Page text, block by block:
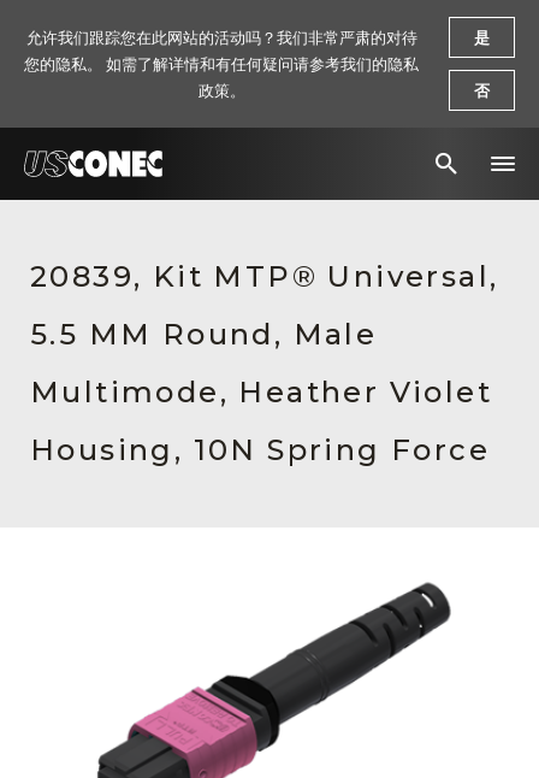
解决方案
产品
资源
关于我们
20839, Kit MTP® Universal,
5.5 MM Round, Male
Multimode, Heather Violet
Housing, 10N Spring Force
允许我们跟踪您在此网站的活动吗？我们非常严肃的对待
您的隐私。 如需了解详情和有任何疑问请参考我们的隐私
政策。
是
否